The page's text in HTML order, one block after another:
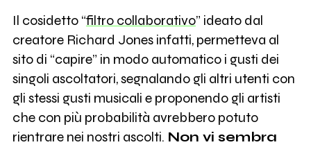
Il cosidetto “filtro collaborativo” ideato dal
creatore Richard Jones infatti, permetteva al
sito di “capire” in modo automatico i gusti dei
singoli ascoltatori, segnalando gli altri utenti con
gli stessi gusti musicali e proponendo gli artisti
che con più probabilità avrebbero potuto
rientrare nei nostri ascolti. Non vi sembra